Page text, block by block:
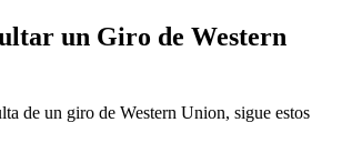
un Giro de Western
de un giro de Western Union, sigue estos